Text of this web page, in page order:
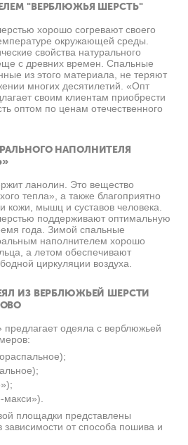
"ВЕРБЛЮЖЬЯ ШЕРСТЬ"
хорошо согревают своего
окружающей среды.
свойства натурального
с древних времен. Спальные
из этого материала, не теряют
многих десятилетий. «Опт
своим клиентам приобрести
оптом по ценам отечественного
НАПОЛНИТЕЛЯ
ланолин. Это вещество
тепла», а также благоприятно
кожи, мышц и суставов человека.
поддерживают оптимальную
года. Зимой спальные
наполнителем хорошо
а летом обеспечивают
циркуляции воздуха.
ИЗ ВЕРБЛЮЖЬЕЙ ШЕРСТИ
предлагает одеяла с верблюжьей
макси»).
площадки представлены
зависимости от способа пошива и